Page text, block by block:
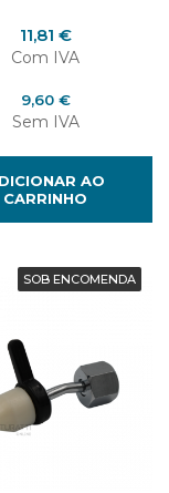
Preço
11,81 €
Com IVA
Preço
9,60 €
Sem IVA
AO
CARRINHO
SOB ENCOMENDA
×
Entrar